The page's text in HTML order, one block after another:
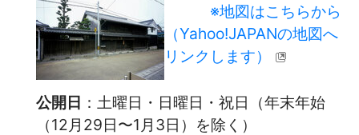
※地図はこちらから
（Yahoo!JAPANの地図へ
リンクします）
公開日 ：土曜日・日曜日・祝日（年末年始
（12月29日〜1月3日）を除く）